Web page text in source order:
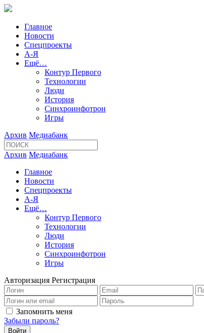
Главное
Новости
Спецпроекты
А-Я
Ещё…
Контур Первого
Технологии
Люди
История
Синхроинфотрон
Игры
Архив Медиабанк
Архив Медиабанк
Главное
Новости
Спецпроекты
А-Я
Ещё…
Контур Первого
Технологии
Люди
История
Синхроинфотрон
Игры
Авторизация Регистрация
Запомнить меня
Забыли пароль?